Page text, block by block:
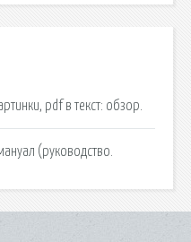
pdf в текст: обзор.
(руководство.